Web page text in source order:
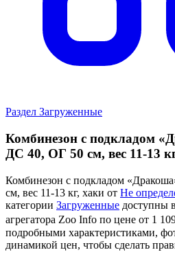
Раздел Загруженные
Комбинезон с подкладом
ДС 40, ОГ 50 см, вес 11-13
Комбинезон с подкладом
см, вес 11-13 кг, хаки от Не
категории Загруженные доступны
агрегатора Zoo Info по цене от 1
подробными характеристиками,
динамикой цен, чтобы сделать